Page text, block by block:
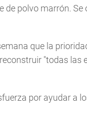
polvo marrón.
que la
"todas
por ayudar a